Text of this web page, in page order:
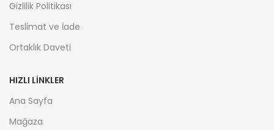
Gizlilik Politikası
Teslimat ve İade
Ortaklık Daveti
HIZLI LİNKLER
Ana Sayfa
Mağaza